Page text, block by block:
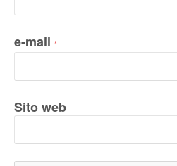
e-mail *
Sito web